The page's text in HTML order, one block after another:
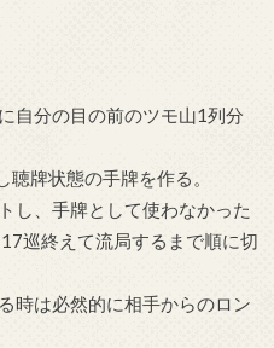
自分の目の前のツモ山1列分
牌状態の手牌を作る。
し、手牌として使わなかった
巡終えて流局するまで順に切
時は必然的に相手からのロン